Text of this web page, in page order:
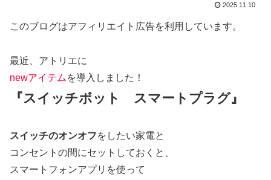
2025.11.10
このブログはアフィリエイト広告を利用しています。
最近、アトリエに
newアイテム を導入しました！
『スイッチボット スマートプラグ』
スイッチのオンオフをしたい家電と
コンセントの間にセットしておくと、
スマートフォンアプリを使って